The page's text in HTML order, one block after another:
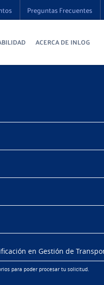
Preguntas Frecuentes
ACERCA DE INLOG
para poder procesar tu solicitud.